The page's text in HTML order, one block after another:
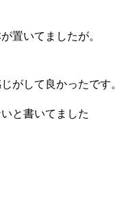
置いてましたが。
がして良かったです。
と書いてました